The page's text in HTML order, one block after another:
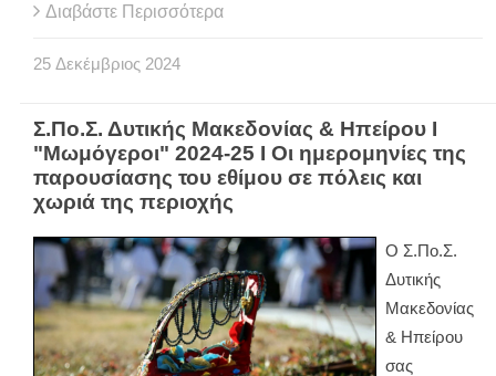
Διαβάστε Περισσότερα
25 Δεκέμβριος 2024
Σ.Πο.Σ. Δυτικής Μακεδονίας & Ηπείρου Ι
"Μωμόγεροι" 2024-25 Ι Οι ημερομηνίες της
παρουσίασης του εθίμου σε πόλεις και
χωριά της περιοχής
Ο Σ.Πο.Σ.
Δυτικής
Μακεδονίας
& Ηπείρου
σας